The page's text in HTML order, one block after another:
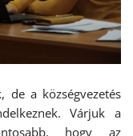
de a községvezetés
Várjuk a
hogy az